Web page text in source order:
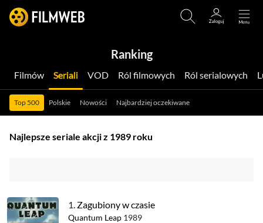
Ranking
Filmów Seriali VOD Ról filmowych Ról serialowych
Top 500 Polskie Nowości Najbardziej oczekiwane
Najlepsze seriale akcji z 1989 roku
1. Zagubiony w czasie
Quantum Leap 1989